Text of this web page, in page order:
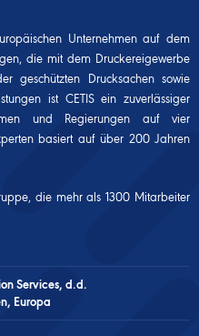
Unternehmen auf dem
die mit dem Druckereigewerbe
geschützten Drucksachen sowie
ist CETIS ein zuverlässiger
und Regierungen auf vier
basiert auf über 200 Jahren
, die mehr als 1300 Mitarbeiter
Services, d.d.
Europa